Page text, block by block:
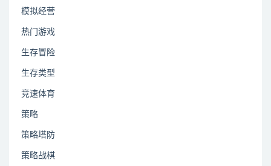
模拟经营
热门游戏
生存冒险
生存类型
竞速体育
策略
策略塔防
策略战棋